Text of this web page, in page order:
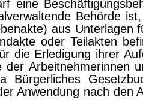
eine
Be­hör­de
aus Un­ter­la­gen
oder Teil­ak­ten
die Er­le­di­gung ihrer
der Ar­beit­neh­me­rin­nen
Bür­ger­li­ches
An­wen­dung nach den